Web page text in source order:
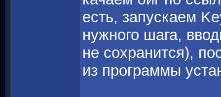
есть, запускаем
нужного шага,
не сохранится),
из программы